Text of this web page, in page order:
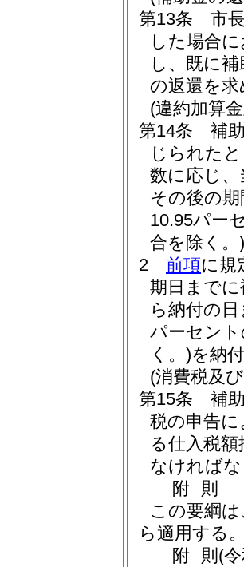
第13条
市
した場合
し、既に
の返還を
(違約加算
第14条
補
じられた
数に応じ
その後の
10.95パー
合を除く。)
2
前項に規
期日まで
ら納付の
パーセン
く。)を納
(消費税及
第15条
補
税の申告
る仕入税
なければ
附 則
この要綱
ら適用する
附 則 (